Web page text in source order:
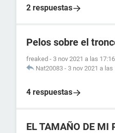
2 respuestas
Pelos sobre el
freaked - 3 nov 2021 a las 17:16
Nat20083 - 3 nov 2021 a las
4 respuestas
EL TAMAÑO DE MI